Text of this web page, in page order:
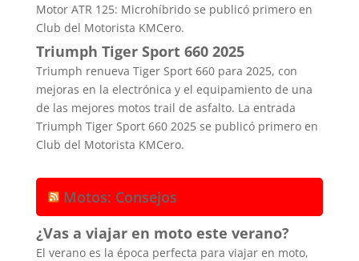
Motor ATR 125: Microhíbrido se publicó primero en
Club del Motorista KMCero.
Triumph Tiger Sport 660 2025
Triumph renueva Tiger Sport 660 para 2025, con
mejoras en la electrónica y el equipamiento de una
de las mejores motos trail de asfalto. La entrada
Triumph Tiger Sport 660 2025 se publicó primero en
Club del Motorista KMCero.
Motos: Consejos
¿Vas a viajar en moto este verano?
El verano es la época perfecta para viajar en moto,